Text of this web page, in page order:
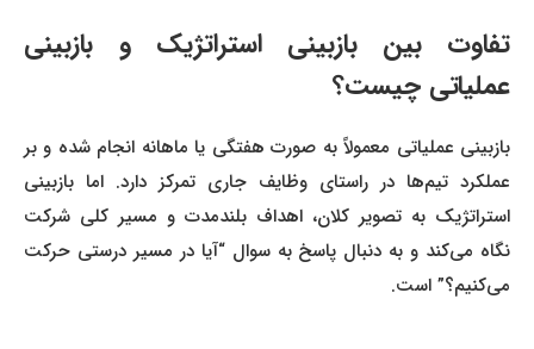
تفاوت بین بازبینی استراتژیک و بازبینی
عملیاتی چیست؟
بازبینی عملیاتی معمولاً به صورت هفتگی یا ماهانه انجام شده و بر
عملکرد تیم‌ها در راستای وظایف جاری تمرکز دارد. اما بازبینی
استراتژیک به تصویر کلان، اهداف بلندمدت و مسیر کلی شرکت
نگاه می‌کند و به دنبال پاسخ به سوال “آیا در مسیر درستی حرکت
می‌کنیم؟” است.